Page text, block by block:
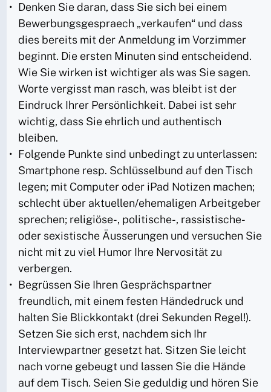
Denken Sie daran, dass Sie sich bei einem
Bewerbungsgespraech „verkaufen“ und dass
dies bereits mit der Anmeldung im Vorzimmer
beginnt. Die ersten Minuten sind entscheidend.
Wie Sie wirken ist wichtiger als was Sie sagen.
Worte vergisst man rasch, was bleibt ist der
Eindruck Ihrer Persönlichkeit. Dabei ist sehr
wichtig, dass Sie ehrlich und authentisch
bleiben.
Folgende Punkte sind unbedingt zu unterlassen:
Smartphone resp. Schlüsselbund auf den Tisch
legen; mit Computer oder iPad Notizen machen;
schlecht über aktuellen/ehemaligen Arbeitgeber
sprechen; religiöse-, politische-, rassistische-
oder sexistische Äusserungen und versuchen Sie
nicht mit zu viel Humor Ihre Nervosität zu
verbergen.
Begrüssen Sie Ihren Gesprächspartner
freundlich, mit einem festen Händedruck und
halten Sie Blickkontakt (drei Sekunden Regel!).
Setzen Sie sich erst, nachdem sich Ihr
Interviewpartner gesetzt hat. Sitzen Sie leicht
nach vorne gebeugt und lassen Sie die Hände
auf dem Tisch. Seien Sie geduldig und hören Sie